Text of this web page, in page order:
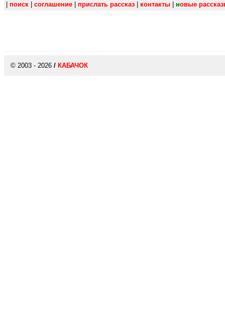
поиск соглашение прислать рассказ контакты новые
© 2003 - 2026 / КАБАЧОК